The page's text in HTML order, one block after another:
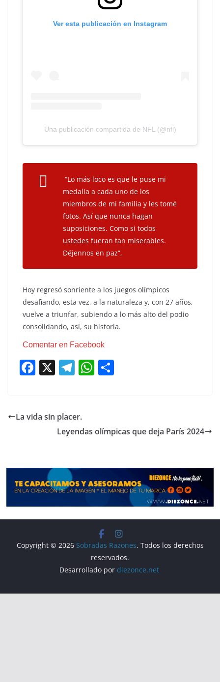
Ver esta publicación en Instagram
Una publicación compartida de NFL (@nfl)
“Lo más loco es que le puse mi
medalla a cada uno de los
miembros de mi familia y les tomé
fotos. Así que nunca hagan
suposiciones. Como si todos
ustedes fueran tan miserables.
Déjennos en paz”,
Hoy regresó sonriente a los juegos olímpicos
desafiando, esta vez, a la naturaleza y, con 27 años,
vuelve a triunfar, subiendo a lo más alto del podio
consolidando, así, su historia.
Comentar en Facebook
F
e
k
X T
gr
a
W
A ar
La vida sin placer.
Leyendas olímpicas que deja París 2024
Copyright © 2026 Sobradas Razones. Todos los derechos
reservados.
Desarrollado por diezonce.net